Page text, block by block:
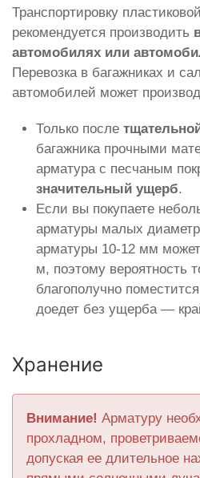
Транспортировку
рекомендуется производить
автомобилях или
Перевозка в багажниках и
автомобилей может
Только после
багажника прочными
арматура с песчаным
значительный ущерб.
Если вы покупаете
арматуры малых
арматуры 10-12 мм
м, поэтому вероятность
благополучно
доедет без ущерба —
Хранение
Внимание! Арматуру
прохладном,
допуская ее длительное